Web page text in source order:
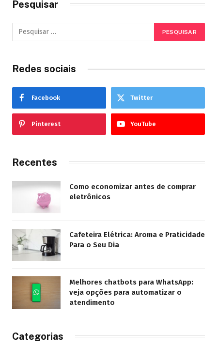
Pesquisar
Redes sociais
Facebook Twitter
Pinterest YouTube
Recentes
Como economizar antes de comprar
eletrônicos
Cafeteira Elétrica: Aroma e Praticidade
Para o Seu Dia
Melhores chatbots para WhatsApp:
veja opções para automatizar o
atendimento
Categorias